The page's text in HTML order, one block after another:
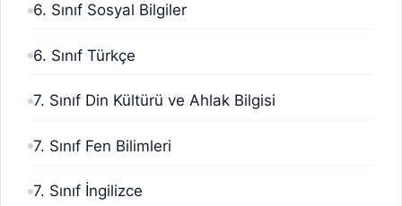
6. Sınıf Sosyal Bilgiler
6. Sınıf Türkçe
7. Sınıf Din Kültürü ve Ahlak Bilgisi
7. Sınıf Fen Bilimleri
7. Sınıf İngilizce